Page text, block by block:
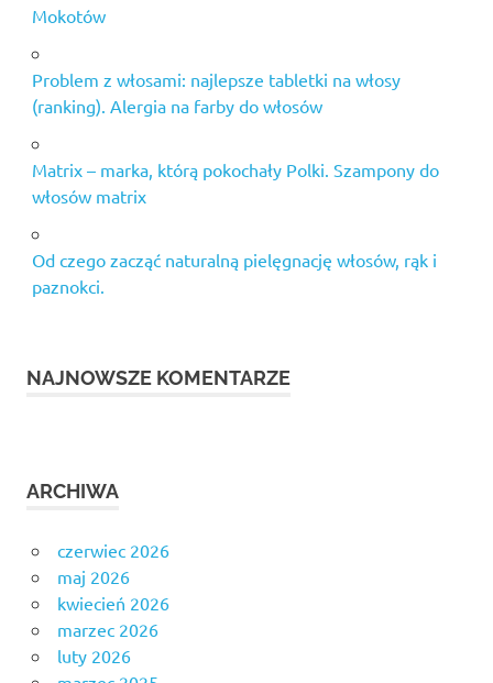
Mokotów
Problem z włosami: najlepsze tabletki na włosy
(ranking). Alergia na farby do włosów
Matrix – marka, którą pokochały Polki. Szampony do
włosów matrix
Od czego zacząć naturalną pielęgnację włosów, rąk i
paznokci.
NAJNOWSZE KOMENTARZE
ARCHIWA
czerwiec 2026
maj 2026
kwiecień 2026
marzec 2026
luty 2026